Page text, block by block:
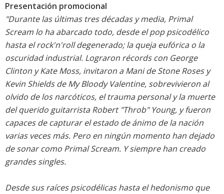
Presentación promocional
"Durante las últimas tres décadas y media, Primal
Scream lo ha abarcado todo, desde el pop psicodélico
hasta el rock'n'roll degenerado; la queja eufórica o la
oscuridad industrial. Lograron récords con George
Clinton y Kate Moss, invitaron a Mani de Stone Roses y
Kevin Shields de My Bloody Valentine, sobrevivieron al
olvido de los narcóticos, el trauma personal y la muerte
del querido guitarrista Robert "Throb" Young, y fueron
capaces de capturar el estado de ánimo de la nación
varias veces más. Pero en ningún momento han dejado
de sonar como Primal Scream. Y siempre han creado
grandes singles.
Desde sus raíces psicodélicas hasta el hedonismo que